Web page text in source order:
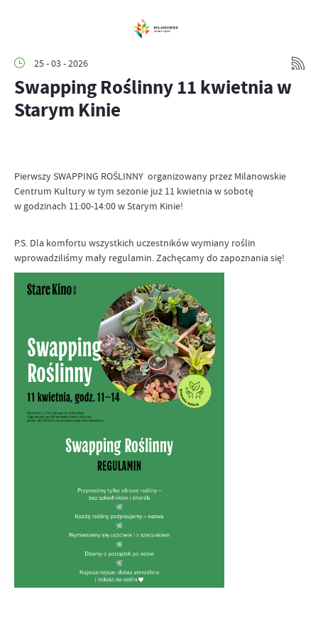
25 - 03 - 2026
Swapping Roślinny 11 kwietnia w
Starym Kinie
Pierwszy SWAPPING ROŚLINNY organizowany przez Milanowskie
Centrum Kultury w tym sezonie już 11 kwietnia w sobotę
w godzinach 11:00-14:00 w Starym Kinie!
P.S. Dla komfortu wszystkich uczestników wymiany roślin
wprowadziliśmy mały regulamin. Zachęcamy do zapoznania się!